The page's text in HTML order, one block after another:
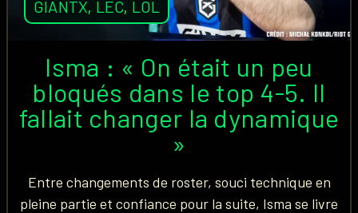
GIANTX, LEC, LOL
Isma : « On était un peu
bloqués dans le top 4-5. Il
fallait changer la dynamique
»
Entre changements de roster, souci technique en
pleine partie et confiance pour la suite, Isma se livre